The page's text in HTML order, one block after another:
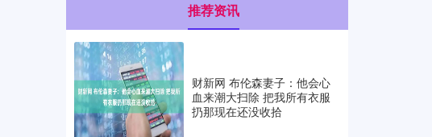
推荐资讯
财新网 布伦森妻子：他会心
血来潮大扫除 把我所有衣服
扔那现在还没收拾